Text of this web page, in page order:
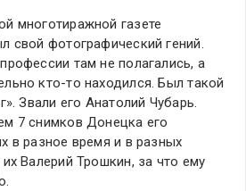
многотиражной газете
свой фотографический гений.
там не полагались, а
кто-то находился. Был такой
Звали его Анатолий Чубарь.
7 снимков Донецка его
в разное время и в разных
Валерий Трошкин, за что ему